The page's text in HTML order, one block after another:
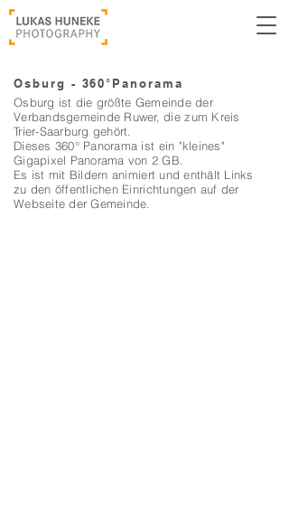
Osburg - 360°Panorama
Osburg ist die größte Gemeinde der
Verbandsgemeinde Ruwer, die zum Kreis
Trier-Saarburg gehört.
Dieses 360° Panorama ist ein "kleines"
Gigapixel Panorama von 2 GB.
Es ist mit Bildern animiert und enthält Links
zu den öffentlichen Einrichtungen auf der
Webseite der Gemeinde.